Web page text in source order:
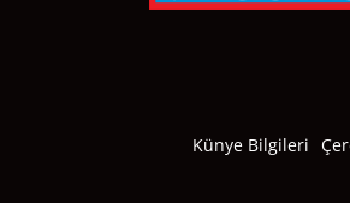
Künye Bilgileri